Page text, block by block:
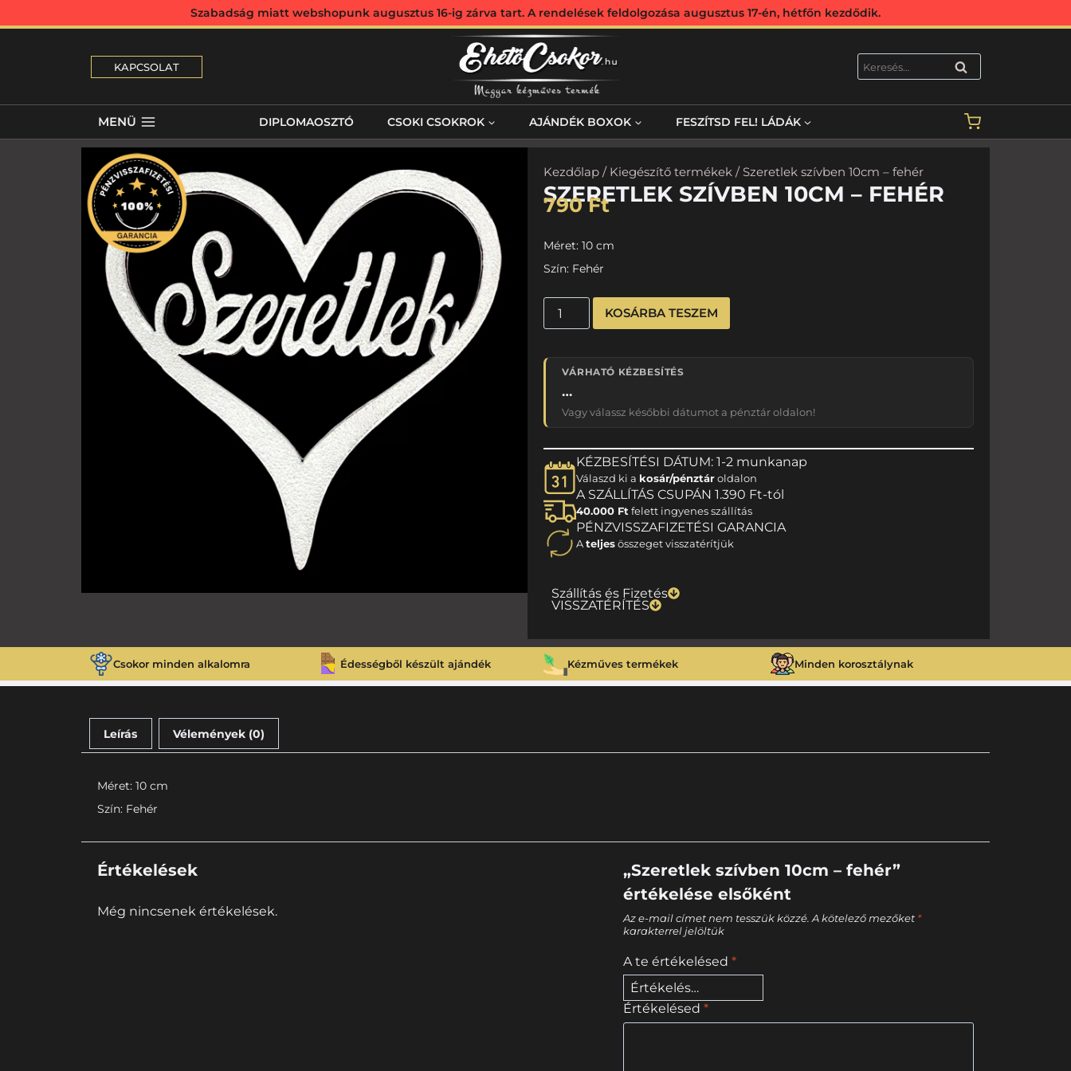
Szabadság miatt webshopunk augusztus 16-ig zárva tart. A rendelések feldolgozása augusztus 17-én, hétfőn kezdődik.
KAPCSOLAT KERESÉS
MENÜ DIPLOMAOSZTÓ CSOKI CSOKROK AJÁNDÉK BOXOK FESZÍTSD FEL! LÁDÁK
Kezdőlap/ Kiegészítő termékek/ Szeretlek szívben 10cm – fehér
SZERETLEK SZÍVBEN 10CM – FEHÉR
790Ft
Méret: 10 cm
Szín: Fehér
KOSÁRBA TESZEM
VÁRHATÓ KÉZBESÍTÉS
…
Vagy válassz későbbi dátumot a pénztár oldalon!
KÉZBESÍTÉSI DÁTUM: 1-2 munkanap
Válaszd ki a kosár/pénztároldalon
A SZÁLLÍTÁS CSUPÁN 1.390 Ft-tól
40.000 Ftfelett ingyenes szállítás
PÉNZVISSZAFIZETÉSI GARANCIA
Ateljesösszeget visszatérítjük
Szállítás és Fizetés
VISSZATÉRÍTÉS
Csokor minden alkalomra Édességből készült ajándék Kézműves termékek Minden korosztálynak
Leírás Vélemények (0)
Méret: 10 cm
Szín: Fehér
Értékelések
Még nincsenek értékelések.
„Szeretlek szívben 10cm – fehér”
értékelése elsőként
Az e-mail címet nem tesszük közzé. A kötelező mezőket *
karakterrel jelöltük
A te értékelésed *
Értékelésed *